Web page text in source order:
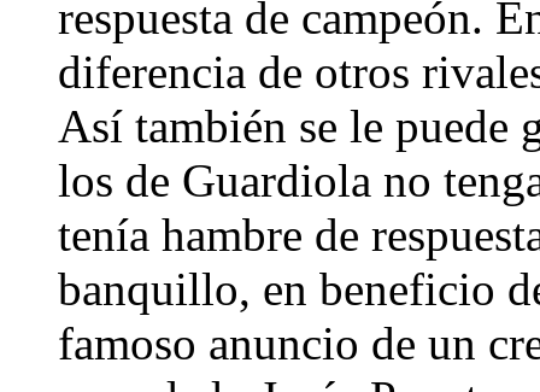
respuesta de campeón.
diferencia de otros
Así también se le puede
los de Guardiola no
tenía hambre de
banquillo, en beneficio
famoso anuncio de un